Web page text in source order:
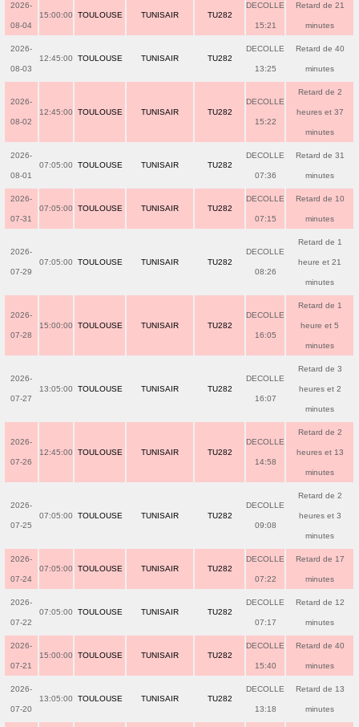
2026-
08-04
15:00:00 TOULOUSE TUNISAIR TU282
DECOLLE
15:21
Retard de 21
minutes
2026-
08-03
12:45:00 TOULOUSE TUNISAIR TU282
DECOLLE
13:25
Retard de 40
minutes
2026-
08-02
12:45:00 TOULOUSE TUNISAIR TU282
DECOLLE
15:22
Retard de 2
heures et 37
minutes
2026-
08-01
07:05:00 TOULOUSE TUNISAIR TU282
DECOLLE
07:36
Retard de 31
minutes
2026-
07-31
07:05:00 TOULOUSE TUNISAIR TU282
DECOLLE
07:15
Retard de 10
minutes
2026-
07-29
07:05:00 TOULOUSE TUNISAIR TU282
DECOLLE
08:26
Retard de 1
heure et 21
minutes
2026-
07-28
15:00:00 TOULOUSE TUNISAIR TU282
DECOLLE
16:05
Retard de 1
heure et 5
minutes
2026-
07-27
13:05:00 TOULOUSE TUNISAIR TU282
DECOLLE
16:07
Retard de 3
heures et 2
minutes
2026-
07-26
12:45:00 TOULOUSE TUNISAIR TU282
DECOLLE
14:58
Retard de 2
heures et 13
minutes
2026-
07-25
07:05:00 TOULOUSE TUNISAIR TU282
DECOLLE
09:08
Retard de 2
heures et 3
minutes
2026-
07-24
07:05:00 TOULOUSE TUNISAIR TU282
DECOLLE
07:22
Retard de 17
minutes
2026-
07-22
07:05:00 TOULOUSE TUNISAIR TU282
DECOLLE
07:17
Retard de 12
minutes
2026-
07-21
15:00:00 TOULOUSE TUNISAIR TU282
DECOLLE
15:40
Retard de 40
minutes
2026-
07-20
13:05:00 TOULOUSE TUNISAIR TU282
DECOLLE
13:18
Retard de 13
minutes